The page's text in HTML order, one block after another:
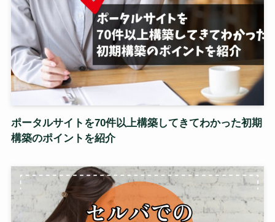
ポータルサイトを70件以上構築してきてわかった初期
構築のポイントを紹介